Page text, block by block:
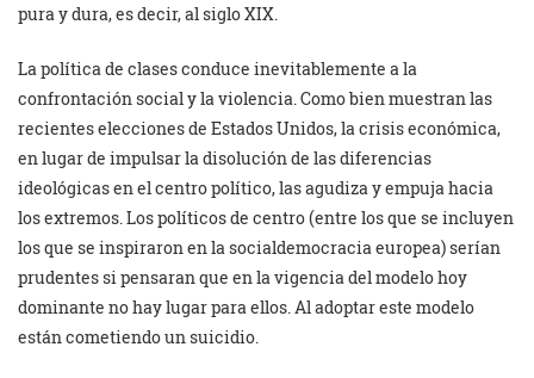
pura y dura, es decir, al siglo XIX.
La política de clases conduce inevitablemente a la
confrontación social y la violencia. Como bien muestran las
recientes elecciones de Estados Unidos, la crisis económica,
en lugar de impulsar la disolución de las diferencias
ideológicas en el centro político, las agudiza y empuja hacia
los extremos. Los políticos de centro (entre los que se incluyen
los que se inspiraron en la socialdemocracia europea) serían
prudentes si pensaran que en la vigencia del modelo hoy
dominante no hay lugar para ellos. Al adoptar este modelo
están cometiendo un suicidio.